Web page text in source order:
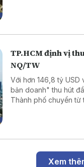
TP.HCM định vị
NQ/TW
Với hơn 146,8 tỷ USD
bản doanh" thu hút
Thành phố chuyển từ
Xem